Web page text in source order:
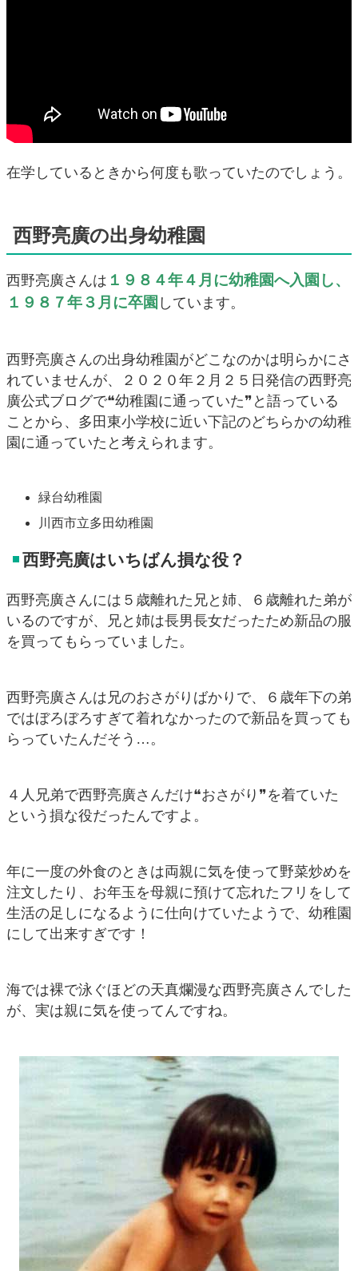
在学しているときから何度も歌っていたのでしょう。
西野亮廣の出身幼稚園
西野亮廣さんは １９８４年４月に幼稚園へ入園し、
１９８７年３月に卒園 しています。
西野亮廣さんの出身幼稚園がどこなのかは明らかにさ
れていませんが、２０２０年２月２５日発信の西野亮
廣公式ブログで❝幼稚園に通っていた❞と語っている
ことから、多田東小学校に近い下記のどちらかの幼稚
園に通っていたと考えられます。
緑台幼稚園
川西市立多田幼稚園
西野亮廣はいちばん損な役？
西野亮廣さんには５歳離れた兄と姉、６歳離れた弟が
いるのですが、兄と姉は長男長女だったため新品の服
を買ってもらっていました。
西野亮廣さんは兄のおさがりばかりで、６歳年下の弟
ではぼろぼろすぎて着れなかったので新品を買っても
らっていたんだそう…。
４人兄弟で西野亮廣さんだけ❝おさがり❞を着ていた
という損な役だったんですよ。
年に一度の外食のときは両親に気を使って野菜炒めを
注文したり、お年玉を母親に預けて忘れたフリをして
生活の足しになるように仕向けていたようで、幼稚園
にして出来すぎです！
海では裸で泳ぐほどの天真爛漫な西野亮廣さんでした
が、実は親に気を使ってんですね。